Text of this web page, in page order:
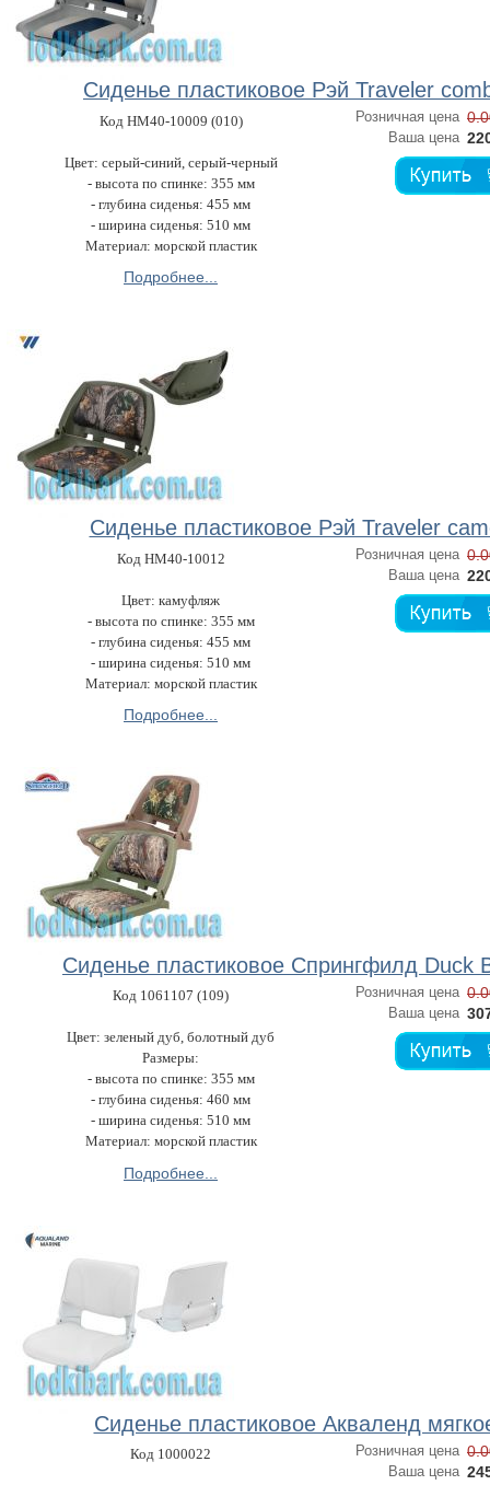
Сиденье пластиковое Рэй Traveler
Код HM40-10009 (010)
Цвет: серый-синий, серый-черный
- высота по спинке: 355 мм
- глубина сиденья: 455 мм
- ширина сиденья: 510 мм
Материал: морской пластик
Подробнее...
Розничная цена
Ваша цена
Сиденье пластиковое Рэй Traveler
Код HM40-10012
Цвет: камуфляж
- высота по спинке: 355 мм
- глубина сиденья: 455 мм
- ширина сиденья: 510 мм
Материал: морской пластик
Подробнее...
Розничная цена
Ваша цена
Сиденье пластиковое Спрингфилд Duck
Код 1061107 (109)
Цвет: зеленый дуб, болотный дуб
Размеры:
- высота по спинке: 355 мм
- глубина сиденья: 460 мм
- ширина сиденья: 510 мм
Материал: морской пластик
Подробнее...
Розничная цена
Ваша цена
Сиденье пластиковое Акваленд
Код 1000022 Розничная цена
Ваша цена